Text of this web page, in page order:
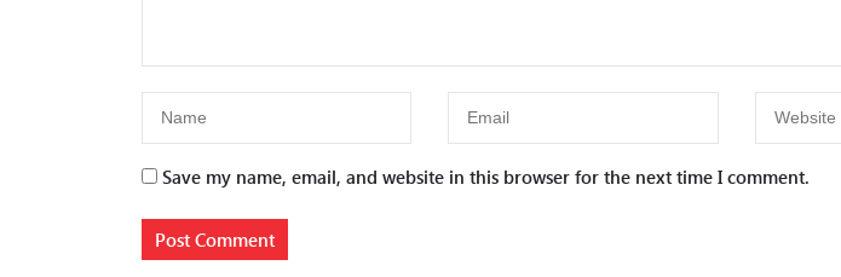
Save my name, email, and website in this browser for the next time I comment.